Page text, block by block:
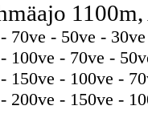
70ve - 50ve -
100ve - 70ve -
150ve - 100ve -
200ve - 150ve -